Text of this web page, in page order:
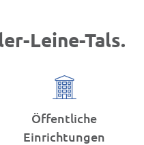
Leine-Tals.
Öffentliche
Einrichtungen